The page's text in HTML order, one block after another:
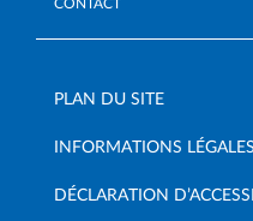
CONTACT
PLAN DU SITE
INFORMATIONS LÉGALES
DÉCLARATION